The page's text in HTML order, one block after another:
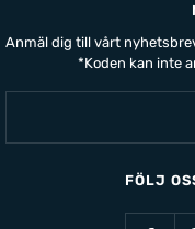
Anmäl dig till vårt
*Koden kan inte
FÖLJ